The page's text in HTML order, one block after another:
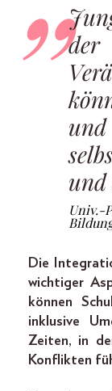
und
Univ.-
Die
wichtiger
können
inklusive
Zeiten, in
Konflikten